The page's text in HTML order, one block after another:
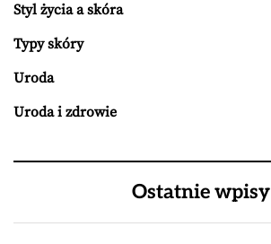
Styl życia a skóra
Typy skóry
Uroda
Uroda i zdrowie
Ostatnie wpisy